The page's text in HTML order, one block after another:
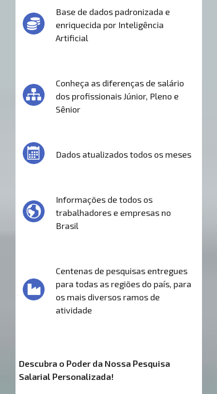
Base de dados padronizada e
enriquecida por Inteligência
Artificial
Conheça as diferenças de salário
dos profissionais Júnior, Pleno e
Sênior
Dados atualizados todos os meses
Informações de todos os
trabalhadores e empresas no
Brasil
Centenas de pesquisas entregues
para todas as regiões do país, para
os mais diversos ramos de
atividade
Descubra o Poder da Nossa Pesquisa
Salarial Personalizada!